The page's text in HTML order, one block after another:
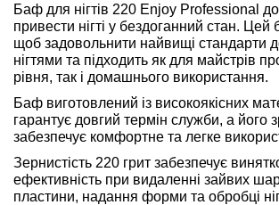
Баф для нігтів 220 Enjoy Professional
привести нігті у бездоганний стан.
щоб задовольнити найвищі стандарти
нігтями та підходить як для майстрів
рівня, так і домашнього використання.
Баф виготовлений із високоякісних
гарантує довгий термін служби, а його
забезпечує комфортне та легке
Зернистість 220 грит забезпечує
ефективність при видаленні зайвих
пластини, надання форми та обробці